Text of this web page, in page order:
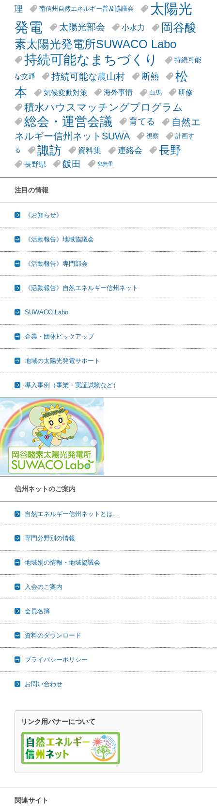
理
南信州自然エネルギー普及協議会
太陽光
発電
太陽光部会 小水力
岡谷酸
素太陽光発電所SUWACO Labo
持続可能なまちづくり 持続可能
な交通 持続可能な農山村 断熱
松
本
気候変動対策 海外事情 白馬 研修
積水ハウスマッチングプログラム
総会・運営会議 育てる
自然エ
ネルギー信州ネットSUWA
視察
計画す
る
諏訪 資料集 連絡会 長野
長野県 飯田 鬼無里
注目の情報
《お知らせ》
《活動報告》地域協議会
《活動報告》専門部会
《活動報告》自然エネルギー信州ネット
SUWACO Labo
企業・団体ピックアップ
地域の太陽光発電サポート
導入事例（事業・実証試験など）
信州ネットのご案内
自然エネルギー信州ネットとは…
専門分野別の情報
地域別の情報・地域協議会
入会のご案内
会員名簿
資料のダウンロード
プライバシーポリシー
お問い合わせ
リンク用バナーについて
関連サイト